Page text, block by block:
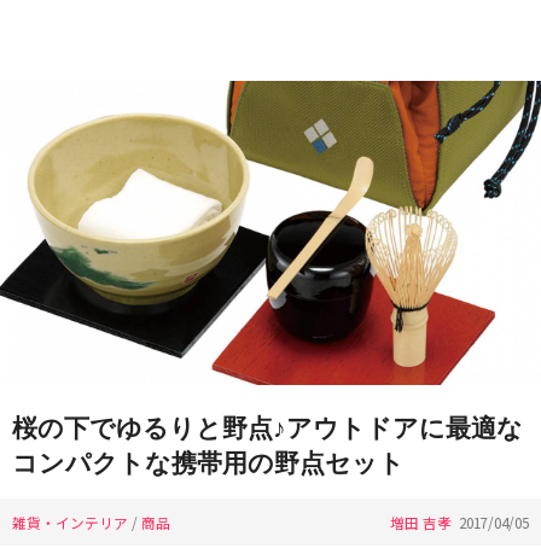
桜の下でゆるりと野点♪アウトドアに最適な
コンパクトな携帯用の野点セット
雑貨・インテリア /商品 増田 吉孝 2017/04/05